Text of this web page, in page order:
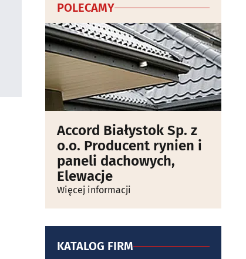
POLECAMY
Accord Białystok Sp. z
o.o. Producent rynien i
paneli dachowych,
Elewacje
Więcej informacji
KATALOG FIRM